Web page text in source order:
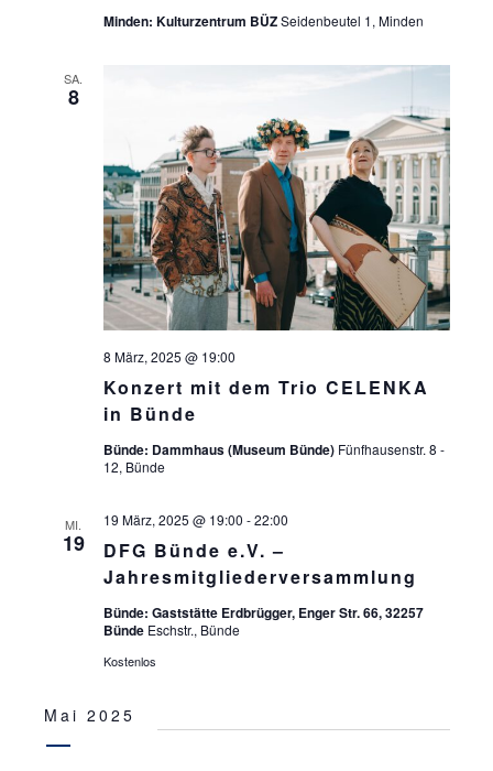
Minden: Kulturzentrum BÜZSeidenbeutel 1, Minden
SA.
8
Konzert mit dem Trio CELENKA
in Bünde
8 März, 2025 @ 19:00
Bünde: Dammhaus (Museum Bünde) Fünfhausenstr. 8 -
12, Bünde
MI.
19
DFG Bünde e.V. –
Jahresmitgliederversammlung
19 März, 2025 @ 19:00 -22:00
Bünde: Gaststätte Erdbrügger, Enger Str. 66, 32257
Bünde Eschstr., Bünde
Kostenlos
Mai 2025